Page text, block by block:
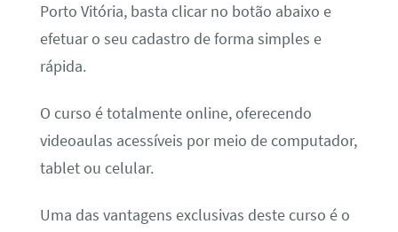
Porto Vitória, basta clicar no botão abaixo e
efetuar o seu cadastro de forma simples e
rápida.
O curso é totalmente online, oferecendo
videoaulas acessíveis por meio de computador,
tablet ou celular.
Uma das vantagens exclusivas deste curso é o